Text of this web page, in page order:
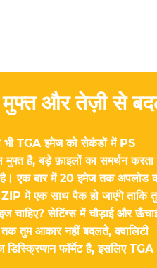
और तेज़ी से
TGA इमेज को सेकंडों में PS
है, बड़े फ़ाइलों का समर्थन
है। एक बार में 20 इमेज तक अपलोड
ZIP में एक साथ पैक हो जाएंगे ताकि
चाहिए? सेटिंग्स में चौड़ाई और
तुम आकार नहीं बदलते, क्वालिटी
फॉर्मेट है, इसलिए TGA